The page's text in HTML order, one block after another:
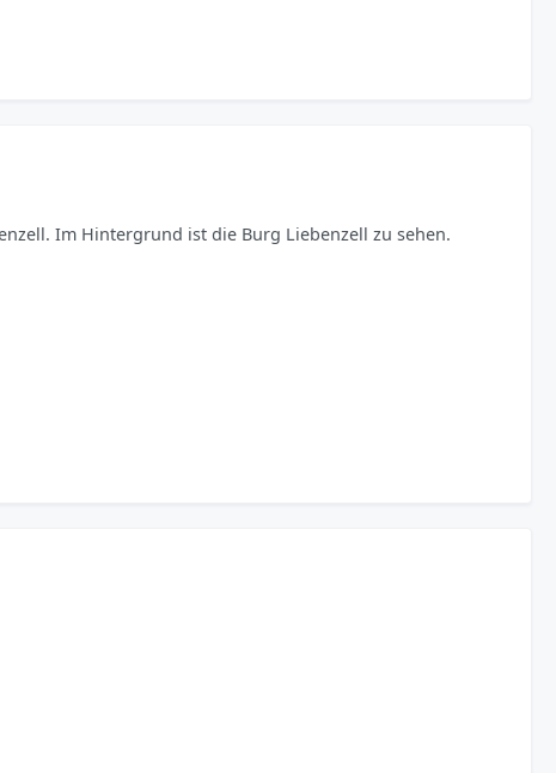
Im Hintergrund ist die Burg Liebenzell zu sehen.